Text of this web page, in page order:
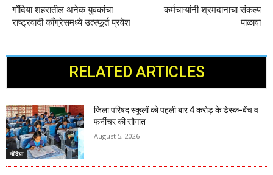
गोंदिया शहरातील अनेक युवकांचा
राष्ट्रवादी काँग्रेसमध्ये उत्स्फूर्त प्रवेश
कर्मचाऱ्यांनी श्रमदानाचा संकल्प
पाळावा
RELATED ARTICLES
गोंदिया
जिला परिषद स्कूलों को पहली बार 4 करोड़ के डेस्क-बेंच व
फर्नीचर की सौगात
August 5, 2026